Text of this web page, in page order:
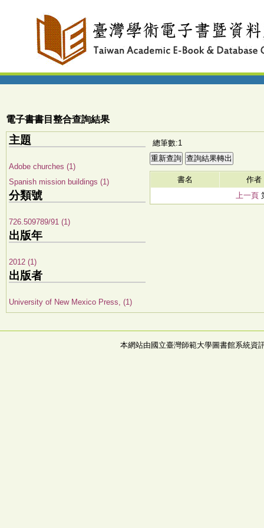
電子書書目整合查詢結果
主題
Adobe churches (1)
Spanish mission buildings (1)
分類號
726.509789/91 (1)
出版年
2012 (1)
出版者
University of New Mexico Press, (1)
總筆數:1
書名
作者
上一頁
本網站由國立臺灣師範大學圖書館系統資